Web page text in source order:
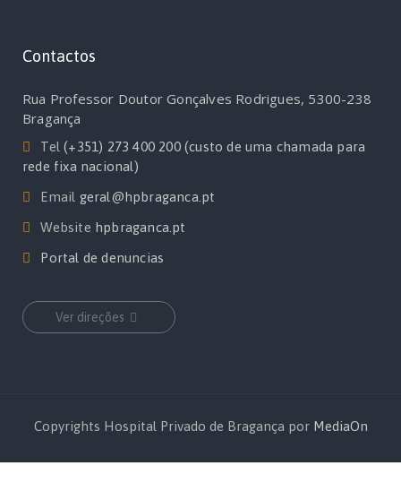
Contactos
Rua Professor Doutor Gonçalves Rodrigues, 5300-238
Bragança
Tel(+351) 273 400 200 (custo de uma chamada para
rede fixa nacional)
Email geral@hpbraganca.pt
Website hpbraganca.pt
Portal de denuncias
Ver direções
Copyrights Hospital Privado de Bragança por MediaOn